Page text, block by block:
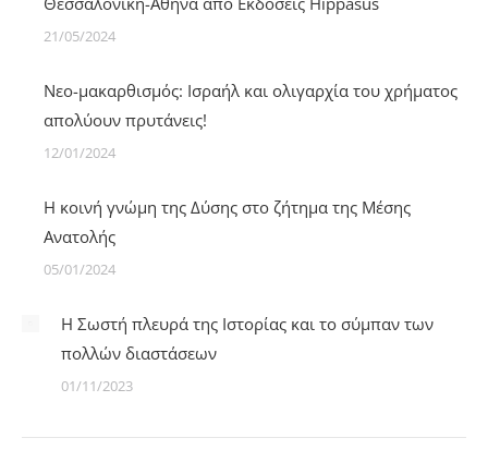
21/05/2024
Νεο-μακαρθισμός: Ισραήλ και ολιγαρχία του χρήματος
απολύουν πρυτάνεις!
12/01/2024
Η κοινή γνώμη της Δύσης στο ζήτημα της Μέσης
Ανατολής
05/01/2024
Η Σωστή πλευρά της Ιστορίας και το σύμπαν των
πολλών διαστάσεων
01/11/2023